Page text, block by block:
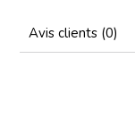
Avis clients (0)